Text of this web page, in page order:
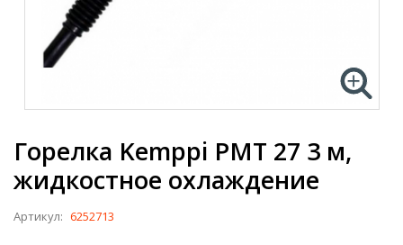
Горелка Kemppi PMT 27 3 м,
жидкостное охлаждение
Артикул: 6252713